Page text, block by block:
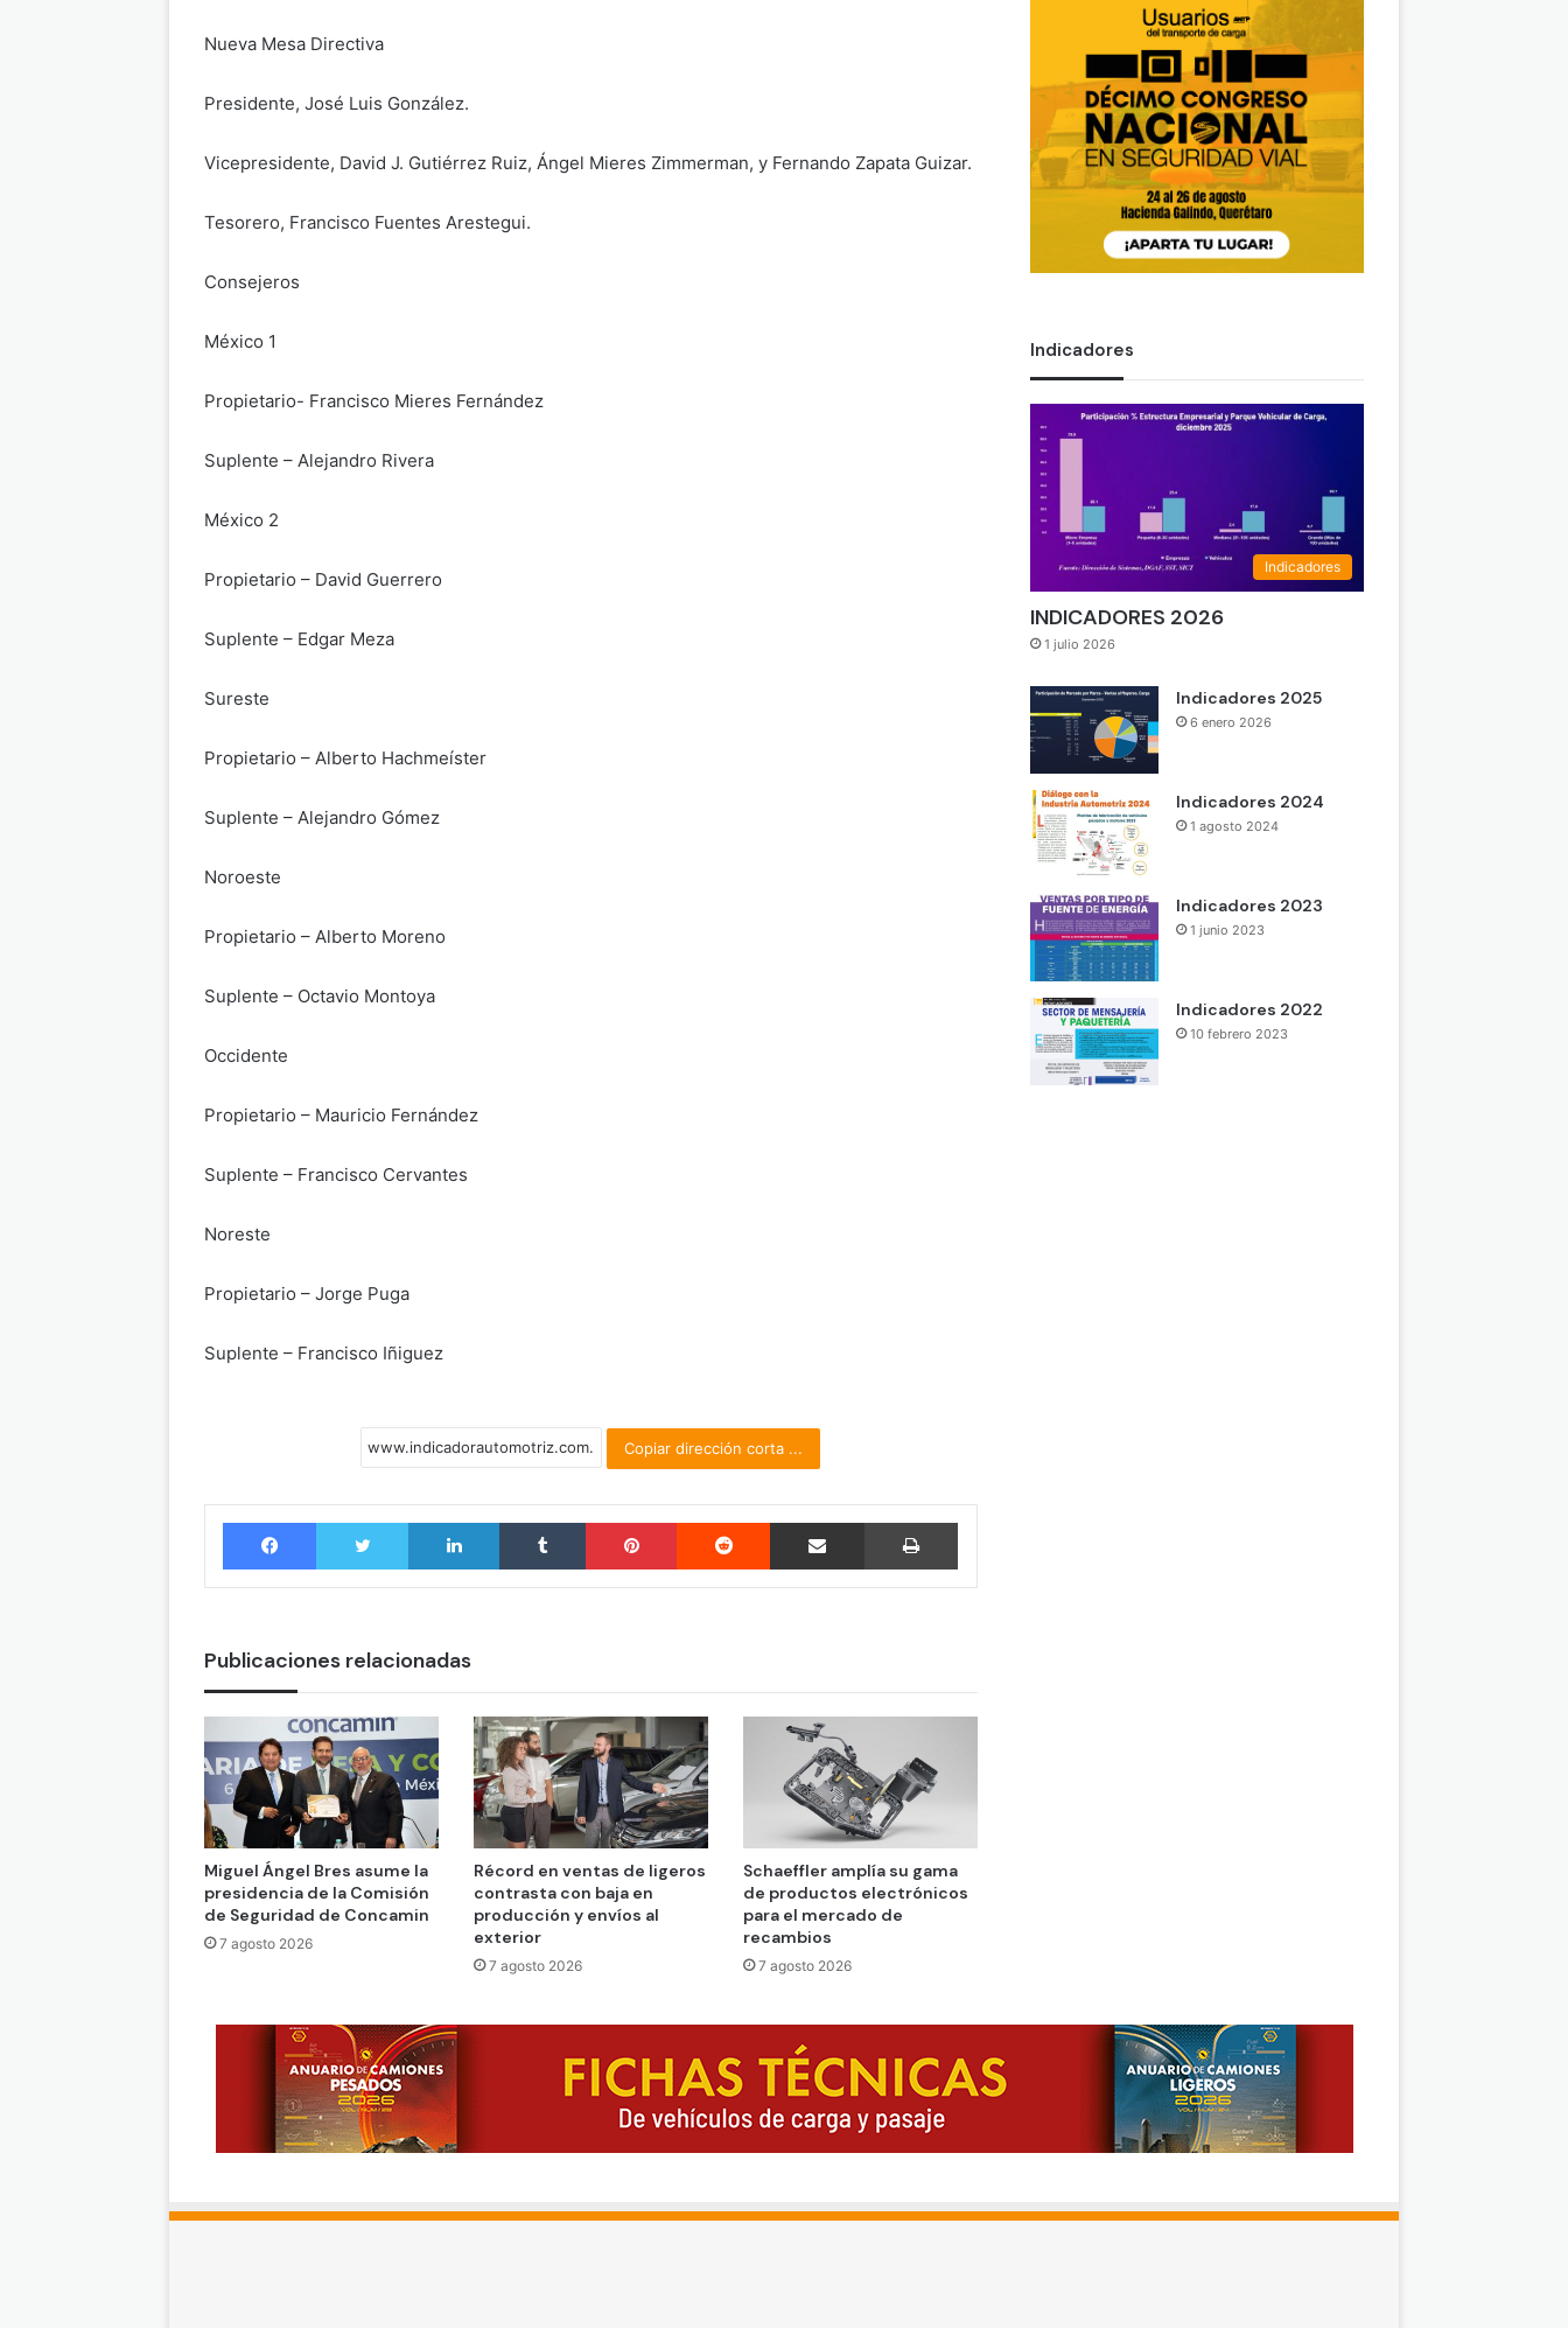
Nueva Mesa Directiva
Presidente, José Luis González.
Vicepresidente, David J. Gutiérrez Ruiz, Ángel Mieres Zimmerman, y Fernando Zapata Guizar.
Tesorero, Francisco Fuentes Arestegui.
Consejeros
México 1
Propietario- Francisco Mieres Fernández
Suplente – Alejandro Rivera
México 2
Propietario – David Guerrero
Suplente – Edgar Meza
Sureste
Propietario – Alberto Hachmeíster
Suplente – Alejandro Gómez
Noroeste
Propietario – Alberto Moreno
Suplente – Octavio Montoya
Occidente
Propietario – Mauricio Fernández
Suplente – Francisco Cervantes
Noreste
Propietario – Jorge Puga
Suplente – Francisco Iñiguez
Copiar dirección corta ...
Facebook Twitter LinkedIn Tumblr Pinterest Reddit Compartir por correo electrónico
Publicaciones relacionadas
Miguel Ángel Bres asume la
presidencia de la Comisión
de Seguridad de Concamin
7 agosto 2026
Récord en ventas de ligeros
contrasta con baja en
producción y envíos al
exterior
7 agosto 2026
Schaeffler amplía su gama
de productos electrónicos
para el mercado de
recambios
7 agosto 2026
Indicadores
Indicadores
INDICADORES 2026
1 julio 2026
Indicadores 2025
6 enero 2026
Indicadores 2024
1 agosto 2024
Indicadores 2023
1 junio 2023
Indicadores 2022
10 febrero 2023